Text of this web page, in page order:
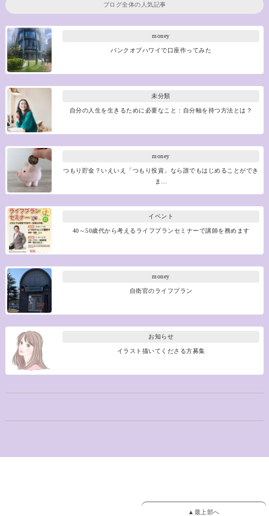
ブログ全体の人気記事
money
バンクオブハワイで口座作ってみた
未分類
自分の人生を生きるために必要なこと：自分軸を持つ方法とは？
money
つもり貯金？いえいえ「つもり投資」なら誰でもはじめることができ
ま…
イベント
40～50歳代から考えるライフプランセミナーで講師を務めます
money
自衛官のライフプラン
お知らせ
イラスト描いてくださる方募集
▲最上部へ